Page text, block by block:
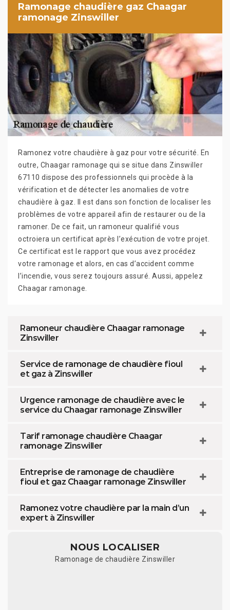
Ramonage chaudière gaz Chaagar
ramonage Zinswiller
Ramonez votre chaudière à gaz pour votre sécurité. En
outre, Chaagar ramonage qui se situe dans Zinswiller
67110 dispose des professionnels qui procède à la
vérification et de détecter les anomalies de votre
chaudière à gaz. Il est dans son fonction de localiser les
problèmes de votre appareil afin de restaurer ou de la
ramoner. De ce fait, un ramoneur qualifié vous
octroiera un certificat après l’exécution de votre projet.
Ce certificat est le rapport que vous avez procédez
votre ramonage et alors, en cas d’accident comme
l’incendie, vous serez toujours assuré. Aussi, appelez
Chaagar ramonage.
Ramoneur chaudière Chaagar ramonage
Zinswiller
Service de ramonage de chaudière fioul
et gaz à Zinswiller
Urgence ramonage de chaudière avec le
service du Chaagar ramonage Zinswiller
Tarif ramonage chaudière Chaagar
ramonage Zinswiller
Entreprise de ramonage de chaudière
fioul et gaz Chaagar ramonage Zinswiller
Ramonez votre chaudière par la main d’un
expert à Zinswiller
NOUS LOCALISER
Ramonage de chaudière Zinswiller